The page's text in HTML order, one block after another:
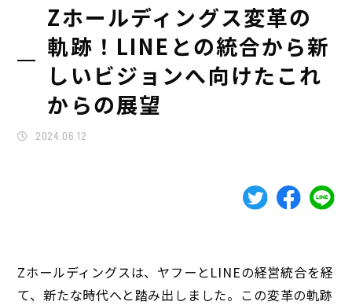
Zホールディングス変革の
軌跡！LINEとの統合から新
しいビジョンへ向けたこれ
からの展望
2024.06.12
Zホールディングスは、ヤフーとLINEの経営統合を経
て、新たな時代へと踏み出しました。この変革の軌跡